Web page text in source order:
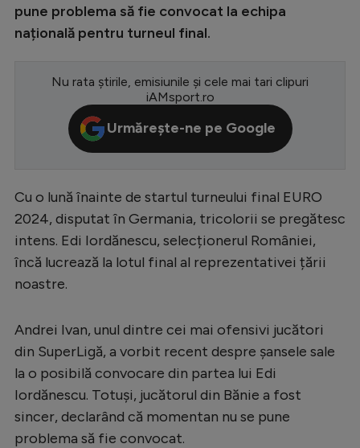
Champions League
Conference League
CM 2026
Premier League
Serie A
Bundesliga
Starurile fotbalului
Stranieri
Clasamente
pune problema să fie convocat la echipa
națională pentru turneul final.
Nu rata știrile, emisiunile și cele mai tari clipuri
iAMsport.ro
Urmărește-ne pe Google
Cu o lună înainte de startul turneului final EURO
2024, disputat în Germania, tricolorii se pregătesc
intens. Edi Iordănescu, selecționerul României,
încă lucrează la lotul final al reprezentativei țării
noastre.
Andrei Ivan, unul dintre cei mai ofensivi jucători
din SuperLigă, a vorbit recent despre șansele sale
la o posibilă convocare din partea lui Edi
Iordănescu. Totuși, jucătorul din Bănie a fost
sincer, declarând că momentan nu se pune
problema să fie convocat.